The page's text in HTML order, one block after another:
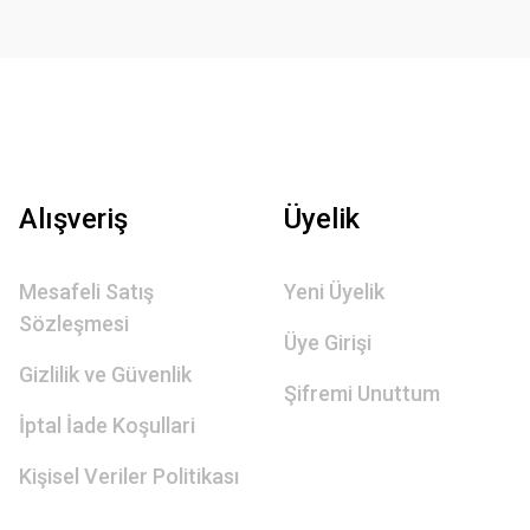
Alışveriş
Mesafeli Satış
Sözleşmesi
Gizlilik ve Güvenlik
İptal İade Koşullari
Kişisel Veriler Politikası
Üyelik
Yeni Üyelik
Üye Girişi
Şifremi Unuttum